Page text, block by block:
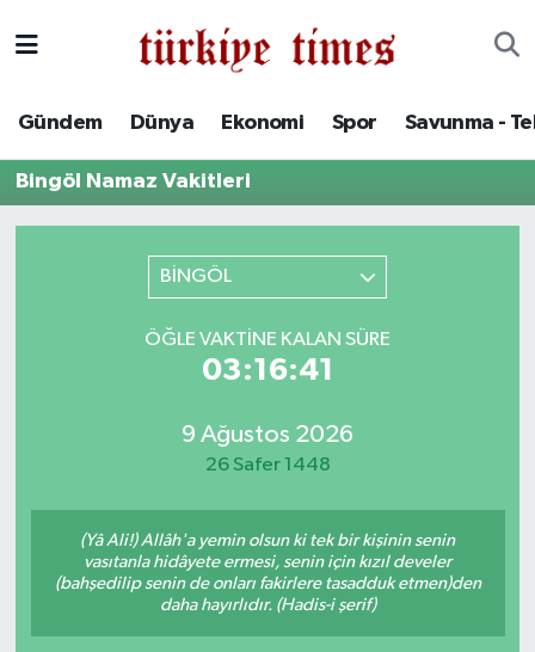
Gündem Dünya Ekonomi Spor Savunma -
Bingöl Namaz Vakitleri
BİNGÖL
ÖĞLE VAKTINE KALAN SÜRE
03:16:41
9 Ağustos 2026
26 Safer 1448
(Yâ Ali!) Allâh'a yemin olsun ki tek bir kişinin senin
vasıtanla hidâyete ermesi, senin için kızıl develer
(bahşedilip senin de onları fakirlere tasadduk etmen)den
daha hayırlıdır. (Hadis-i şerif)
Ekonomi
Savunma - Teknoloji
Süper Lig Puan Durumu ve Fikstür
Tüm Manşetler
Son Dakika Haberleri